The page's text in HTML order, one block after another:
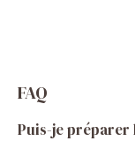
FAQ
Puis-je préparer